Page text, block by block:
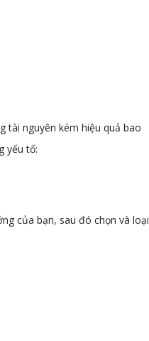
tài nguyên kém hiệu quả bao
yếu tố:
của bạn, sau đó chọn và loại
chúng tôi bắt đầu
đạo công ty đã n...